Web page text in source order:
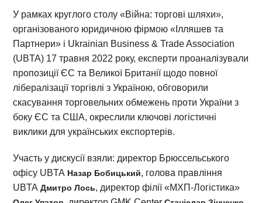
У рамках круглого столу «Війна: торгові шляхи»,
організованого юридичною фірмою «Ілляшев та
Партнери» і Ukrainian Business & Trade Association
(UBTA) 17 травня 2022 року, експерти проаналізували
пропозиції ЄС та Великої Британії щодо повної
лібералізації торгівлі з Україною, обговорили
скасування торговельних обмежень проти України з
боку ЄС та США, окреслили ключові логістичні
виклики для українських експортерів.
Участь у дискусії взяли: директор Брюссельського
офісу UBTA Назар Бобицький, голова правління
UBTA Дмитро Лось, директор філії «МХП-Логістика»